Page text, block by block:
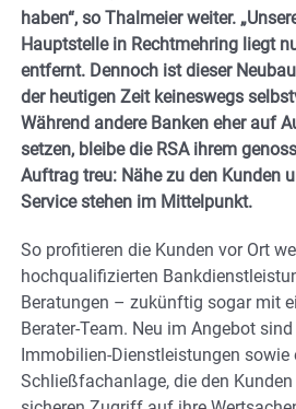
haben“, so Thalmeier weiter.
Hauptstelle in Rechtmehring liegt
entfernt. Dennoch ist dieser
der heutigen Zeit keineswegs
Während andere Banken eher auf
setzen, bleibe die RSA ihrem
Auftrag treu: Nähe zu den Kunden
Service stehen im Mittelpunkt.
So profitieren die Kunden vor Ort
hochqualifizierten
Beratungen – zukünftig sogar mit
Berater-Team. Neu im Angebot
Immobilien-Dienstleistungen sowie
Schließfachanlage, die den